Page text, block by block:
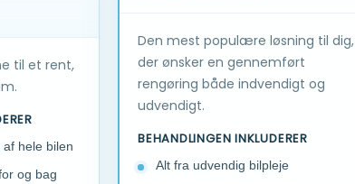
til et rent,
hele bilen
og bag
Den mest populære løsning til dig,
der ønsker en gennemført
rengøring både indvendigt og
udvendigt.
BEHANDLINGEN INKLUDERER
Alt fra udvendig bilpleje